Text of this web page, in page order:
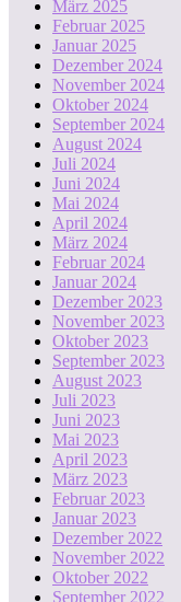
März 2025
Februar 2025
Januar 2025
Dezember 2024
November 2024
Oktober 2024
September 2024
August 2024
Juli 2024
Juni 2024
Mai 2024
April 2024
März 2024
Februar 2024
Januar 2024
Dezember 2023
November 2023
Oktober 2023
September 2023
August 2023
Juli 2023
Juni 2023
Mai 2023
April 2023
März 2023
Februar 2023
Januar 2023
Dezember 2022
November 2022
Oktober 2022
September 2022